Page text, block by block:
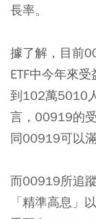
長率。
據了解，目前
ETF中今年來
到102萬5010
言，00919的
同00919可以
而00919所追
「精準高息」